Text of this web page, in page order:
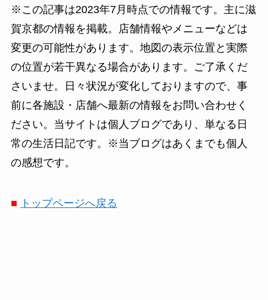
※この記事は2023年7月時点での情報です。主に滋
賀京都の情報を掲載。店舗情報やメニューなどは
変更の可能性があります。地図の表示位置と実際
の位置が若干異なる場合があります。ご了承くだ
さいませ。日々状況が変化しておりますので、事
前に各施設・店舗へ最新の情報をお問い合わせく
ださい。当サイトは個人ブログであり、単なる日
常の生活日記です。※当ブログはあくまでも個人
の感想です。
■ トップページへ戻る